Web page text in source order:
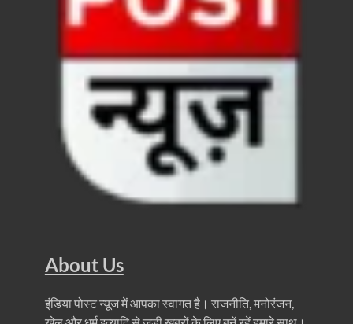
दिल्ली में चमकेगा मध्यप्रदेश – संस्कृति, कला और परंपरा का
धरती का स्वास्थ्य सही रहेगा तभी बची रहेगी सृष्टिः योगी
4 Years Achievements Of Uttarakhand
Jairam Ramesh On BJP: श्यामा प्रसाद मुखर्जी के
AIIMS Rishikesh: केन्द्रीय स्वास्थ्य मंत्री जेपी नड्डा से
Kashi Tamil Sangamm: भारत सरकार भाषाई
Manas Khand Mala Yojana: मुख्यमंत्री धामी ने किया
About Us
इंडिया पोस्ट न्यूज में आपका स्वागत है। राजनीति, मनोरंजन,